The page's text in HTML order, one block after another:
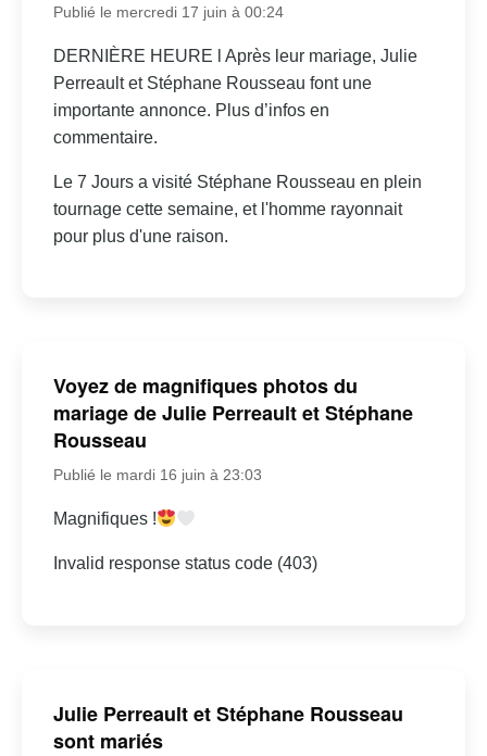
Publié le mercredi 17 juin à 00:24
DERNIÈRE HEURE l Après leur mariage, Julie
Perreault et Stéphane Rousseau font une
importante annonce. Plus d’infos en
commentaire.
Le 7 Jours a visité Stéphane Rousseau en plein
tournage cette semaine, et l'homme rayonnait
pour plus d'une raison.
Voyez de magnifiques photos du
mariage de Julie Perreault et Stéphane
Rousseau
Publié le mardi 16 juin à 23:03
Magnifiques !
Invalid response status code (403)
Julie Perreault et Stéphane Rousseau
sont mariés